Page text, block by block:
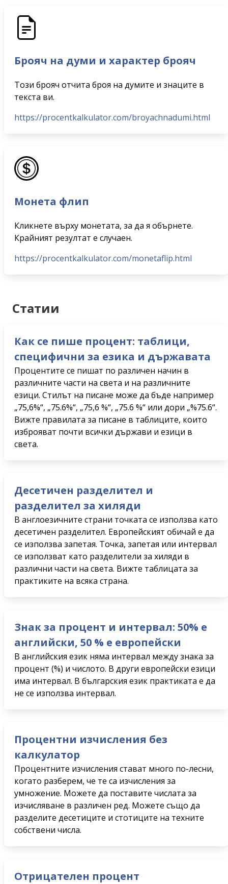
Брояч на думи и характер брояч
Този брояч отчита броя на думите и знаците в
текста ви.
https://procentkalkulator.com/broyachnadumi.html
Монета флип
Кликнете върху монетата, за да я обърнете.
Крайният резултат е случаен.
https://procentkalkulator.com/monetaflip.html
Статии
Как се пише процент: таблици,
специфични за езика и държавата
Процентите се пишат по различен начин в
различните части на света и на различните
езици. Стилът на писане може да бъде например
„75,6%“, „75.6%“, „75,6 %“, „75.6 %“ или дори „%75.6“.
Вижте правилата за писане в таблиците, които
изброяват почти всички държави и езици в
света.
Десетичен разделител и
разделител за хиляди
В англоезичните страни точката се използва като
десетичен разделител. Европейският обичай е да
се използва запетая. Точка, запетая или интервал
се използват като разделители за хиляди в
различни части на света. Вижте таблицата за
практиките на всяка страна.
Знак за процент и интервал: 50% е
английски, 50 % е европейски
В английския език няма интервал между знака за
процент (%) и числото. В други европейски езици
има интервал. В българския език практиката е да
не се използва интервал.
Процентни изчисления без
калкулатор
Процентните изчисления стават много по-лесни,
когато разберем, че те са изчисления за
умножение. Можете да поставите числата за
изчисляване в различен ред. Можете също да
разделите десетиците и стотиците на техните
собствени числа.
Отрицателен процент